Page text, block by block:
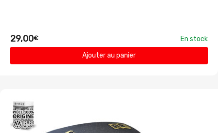
29,00€
En stock
Ajouter au panier